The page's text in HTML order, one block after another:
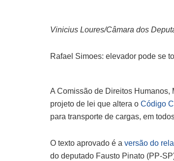
Vinicius Loures/Câmara dos
Rafael Simoes: elevador pode se
A Comissão de Direitos
projeto de lei que altera o Código
para transporte de cargas, em
O texto aprovado é a versão do
do deputado Fausto Pinato (PP-